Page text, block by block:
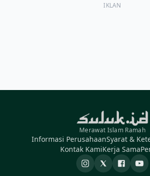
IKLAN
Merawat Islam Ramah
Informasi PerusahaanSyarat &
Kontak KamiKerja Sama
Instagram
X